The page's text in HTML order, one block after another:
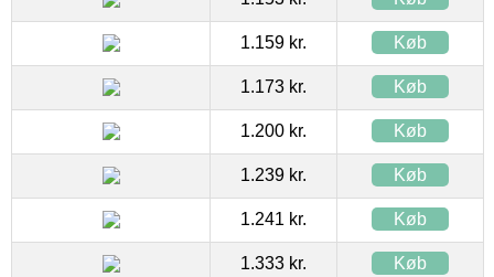
1.159 kr. Køb
1.173 kr. Køb
1.200 kr. Køb
1.239 kr. Køb
1.241 kr. Køb
1.333 kr. Køb